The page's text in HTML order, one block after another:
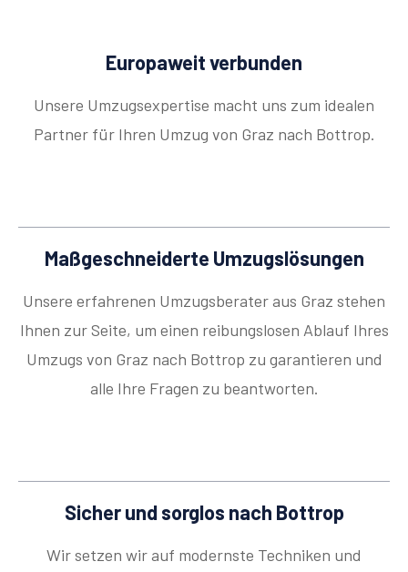
Europaweit verbunden
Unsere Umzugsexpertise macht uns zum idealen
Partner für Ihren Umzug von Graz nach Bottrop.
Maßgeschneiderte Umzugslösungen
Unsere erfahrenen Umzugsberater aus Graz stehen
Ihnen zur Seite, um einen reibungslosen Ablauf Ihres
Umzugs von Graz nach Bottrop zu garantieren und
alle Ihre Fragen zu beantworten.
Sicher und sorglos nach Bottrop
Wir setzen wir auf modernste Techniken und